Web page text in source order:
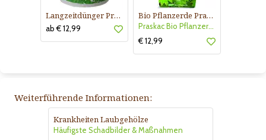
Langzeitdünger Praskac
ab € 12,99
Bio Pflanzerde Praskac
Praskac Bio Pflanzerde
€ 12,99
Weiterführende Informationen:
Krankheiten Laubgehölze
Häufigste Schadbilder & Maßnahmen